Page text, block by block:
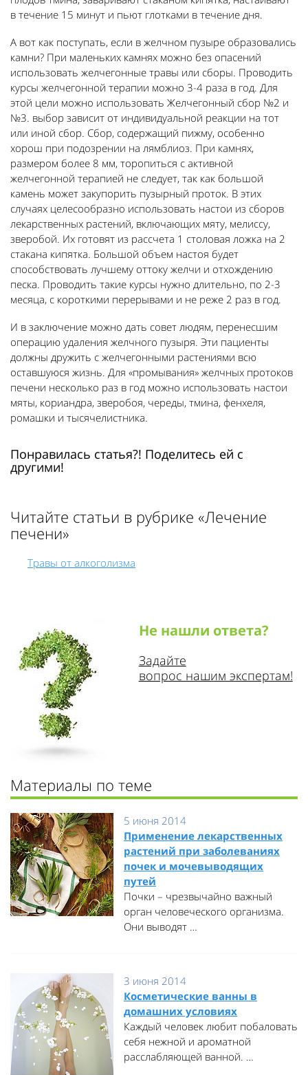
в течение 15 минут и пьют глотками в течение дня.
А вот как поступать, если в желчном пузыре образовались
камни? При маленьких камнях можно без опасений
использовать желчегонные травы или сборы. Проводить
курсы желчегонной терапии можно 3-4 раза в год. Для
этой цели можно использовать Желчегонный сбор №2 и
№3. выбор зависит от индивидуальной реакции на тот
или иной сбор. Сбор, содержащий пижму, особенно
хорош при подозрении на лямблиоз. При камнях,
размером более 8 мм, торопиться с активной
желчегонной терапией не следует, так как большой
камень может закупорить пузырный проток. В этих
случаях целесообразно использовать настои из сборов
лекарственных растений, включающих мяту, мелиссу,
зверобой. Их готовят из рассчета 1 столовая ложка на 2
стакана кипятка. Большой объем настоя будет
способствовать лучшему оттоку желчи и отхождению
песка. Проводить такие курсы нужно длительно, по 2-3
месяца, с короткими перерывами и не реже 2 раз в год.
И в заключение можно дать совет людям, перенесшим
операцию удаления желчного пузыря. Эти пациенты
должны дружить с желчегонными растениями всю
оставшуюся жизнь. Для «промывания» желчных протоков
печени несколько раз в год можно использовать настои
мяты, кориандра, зверобоя, череды, тмина, фенхеля,
ромашки и тысячелистника.
Понравилась статья?! Поделитесь ей с
другими!
Читайте статьи в рубрике «Лечение
печени»
Травы от алкоголизма
Не нашли ответа?
Задайте
вопрос нашим экспертам!
Материалы по теме
5 июня 2014
Применение лекарственных
растений при заболеваниях
почек и мочевыводящих
путей
Почки – чрезвычайно важный
орган человеческого организма.
Они выводят …
3 июня 2014
Косметические ванны в
домашних условиях
Каждый человек любит побаловать
себя нежной и ароматной
расслабляющей ванной. …